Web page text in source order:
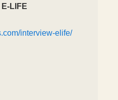
LIFE
interview-elife/